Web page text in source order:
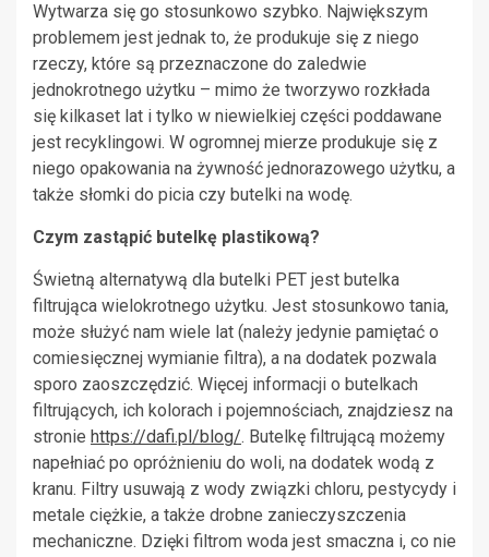
Wytwarza się go stosunkowo szybko. Największym
problemem jest jednak to, że produkuje się z niego
rzeczy, które są przeznaczone do zaledwie
jednokrotnego użytku – mimo że tworzywo rozkłada
się kilkaset lat i tylko w niewielkiej części poddawane
jest recyklingowi. W ogromnej mierze produkuje się z
niego opakowania na żywność jednorazowego użytku, a
także słomki do picia czy butelki na wodę.
Czym zastąpić butelkę plastikową?
Świetną alternatywą dla butelki PET jest butelka
filtrująca wielokrotnego użytku. Jest stosunkowo tania,
może służyć nam wiele lat (należy jedynie pamiętać o
comiesięcznej wymianie filtra), a na dodatek pozwala
sporo zaoszczędzić. Więcej informacji o butelkach
filtrujących, ich kolorach i pojemnościach, znajdziesz na
stronie https://dafi.pl/blog/. Butelkę filtrującą możemy
napełniać po opróżnieniu do woli, na dodatek wodą z
kranu. Filtry usuwają z wody związki chloru, pestycydy i
metale ciężkie, a także drobne zanieczyszczenia
mechaniczne. Dzięki filtrom woda jest smaczna i, co nie